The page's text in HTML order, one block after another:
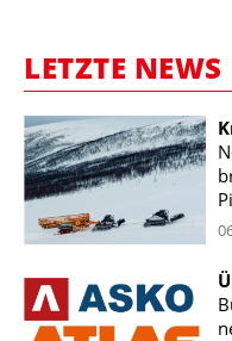
LETZTE NEWS